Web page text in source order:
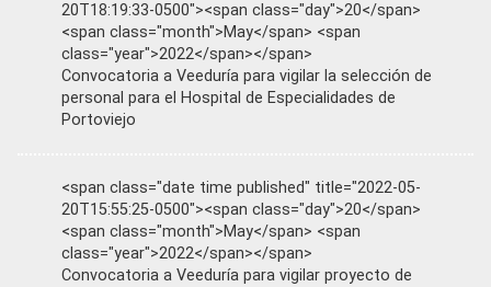
20T18:19:33-0500"><span class="day">20</span>
<span class="month">May</span> <span
class="year">2022</span></span>
Convocatoria a Veeduría para vigilar la selección de
personal para el Hospital de Especialidades de
Portoviejo
<span class="date time published" title="2022-05-
20T15:55:25-0500"><span class="day">20</span>
<span class="month">May</span> <span
class="year">2022</span></span>
Convocatoria a Veeduría para vigilar proyecto de